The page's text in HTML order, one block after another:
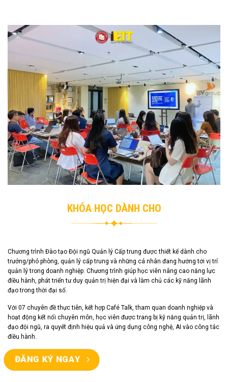
KHÓA HỌC DÀNH CHO
Chương trình Đào tạo Đội ngũ Quản lý Cấp trung được thiết kế dành cho
trưởng/phó phòng, quản lý cấp trung và những cá nhân đang hướng tới vị trí
quản lý trong doanh nghiệp. Chương trình giúp học viên nâng cao năng lực
điều hành, phát triển tư duy quản trị hiện đại và làm chủ các kỹ năng lãnh
đạo trong thời đại số.
Với 07 chuyên đề thực tiễn, kết hợp Café Talk, tham quan doanh nghiệp và
hoạt động kết nối chuyên môn, học viên được trang bị kỹ năng quản trị, lãnh
đạo đội ngũ, ra quyết định hiệu quả và ứng dụng công nghệ, AI vào công tác
điều hành.
ĐĂNG KÝ NGAY